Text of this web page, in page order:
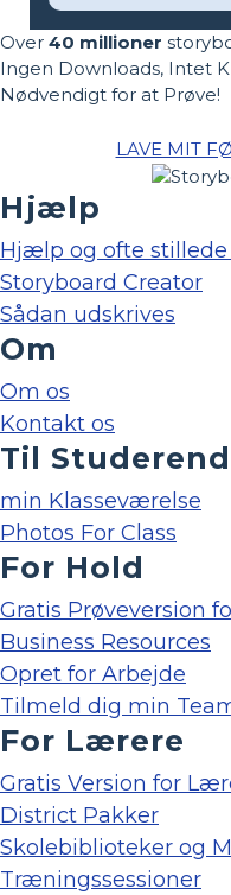
Over 40 millioner
Ingen Downloads, Intet
Nødvendigt for at Prøve!
LAVE MIT
Hjælp
Hjælp og ofte stillede
Storyboard Creator
Sådan udskrives
Om
Om os
Kontakt os
Til
min Klasseværelse
Photos For Class
For Hold
Gratis Prøveversion
Business Resources
Opret for Arbejde
Tilmeld dig min
For Lærere
Gratis Version for
District Pakker
Skolebiblioteker og
Træningssessioner